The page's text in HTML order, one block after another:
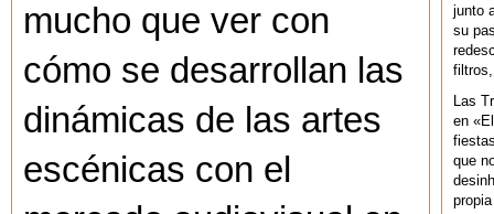
mucho que ver con
cómo se desarrollan las
dinámicas de las artes
escénicas con el
junto
su
filtros,
Las
en
que